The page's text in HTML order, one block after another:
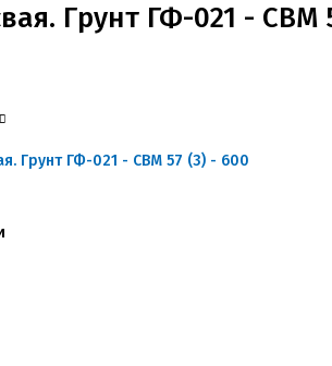
Грунт ГФ-021 - СВМ
Грунт ГФ-021 - СВМ 57 (3) - 600